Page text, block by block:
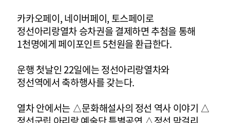
카카오페이, 네이버페이, 토스페이로
정선아리랑열차 승차권을 결제하면 추첨을 통해
1천명에게 페이포인트 5천원을 환급한다.
운행 첫날인 22일에는 정선아리랑열차와
정선역에서 축하행사를 갖는다.
열차 안에서는 △문화해설사의 정선 역사 이야기 △